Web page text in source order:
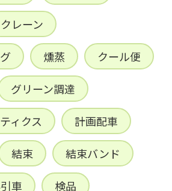
クレーン
燻蒸 クール便
グリーン調達
ィクス 計画配車
結束 結束バンド
車 検品